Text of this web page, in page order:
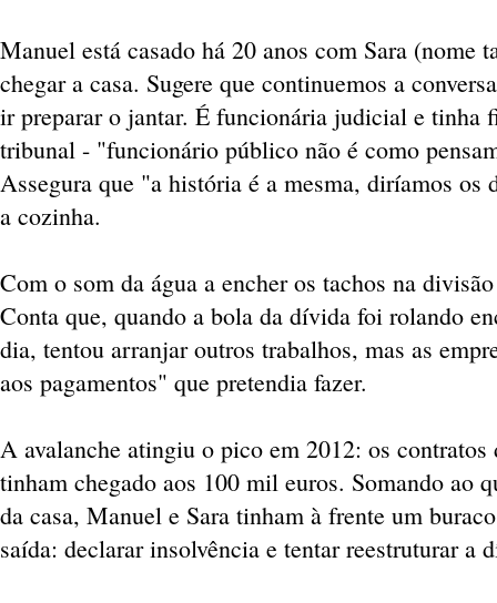
Manuel está casado há 20 anos com Sara (nome
chegar a casa. Sugere que continuemos a
ir preparar o jantar. É funcionária judicial e tinha
tribunal - "funcionário público não é como
Assegura que "a história é a mesma, diríamos os
a cozinha.
Com o som da água a encher os tachos na
Conta que, quando a bola da dívida foi rolando
dia, tentou arranjar outros trabalhos, mas as
aos pagamentos" que pretendia fazer.
A avalanche atingiu o pico em 2012: os
tinham chegado aos 100 mil euros. Somando ao
da casa, Manuel e Sara tinham à frente um
saída: declarar insolvência e tentar reestruturar a